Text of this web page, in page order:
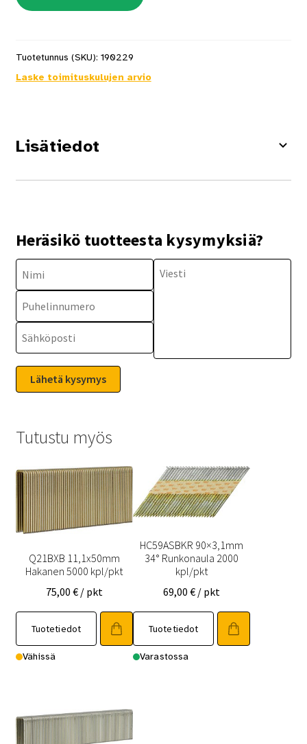
Tuotetunnus (SKU): 190229
Laske toimituskulujen arvio
Lisätiedot
Heräsikö tuotteesta kysymyksiä?
Tutustu myös
Q21BXB 11,1x50mm
Hakanen 5000 kpl/pkt
75,00 € / pkt
Tuotetiedot
Vähissä
HC59ASBKR 90×3,1mm
34° Runkonaula 2000
kpl/pkt
69,00€ / pkt
Tuotetiedot
Varastossa